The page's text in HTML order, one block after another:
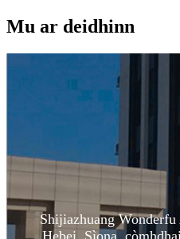
Mu ar deidhinn
Shijiazhuang
Hebei, Sìona,